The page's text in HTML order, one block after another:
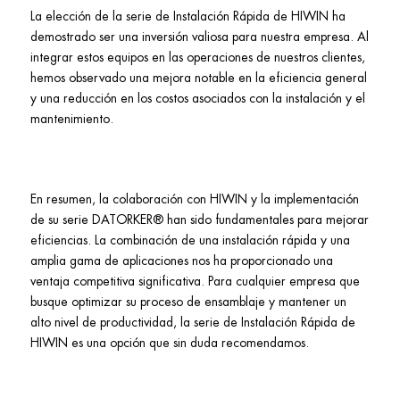
La elección de la serie de Instalación Rápida de HIWIN ha
demostrado ser una inversión valiosa para nuestra empresa. Al
integrar estos equipos en las operaciones de nuestros clientes,
hemos observado una mejora notable en la eficiencia general
y una reducción en los costos asociados con la instalación y el
mantenimiento.
En resumen, la colaboración con HIWIN y la implementación
de su serie DATORKER® han sido fundamentales para mejorar
eficiencias. La combinación de una instalación rápida y una
amplia gama de aplicaciones nos ha proporcionado una
ventaja competitiva significativa. Para cualquier empresa que
busque optimizar su proceso de ensamblaje y mantener un
alto nivel de productividad, la serie de Instalación Rápida de
HIWIN es una opción que sin duda recomendamos.